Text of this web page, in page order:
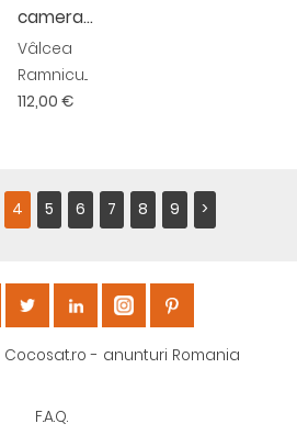
camera...
Vâlcea
Ramnicu...
112,00 €
4 5 6 7 8 9 >
Cocosat.ro - anunturi Romania
F.A.Q.